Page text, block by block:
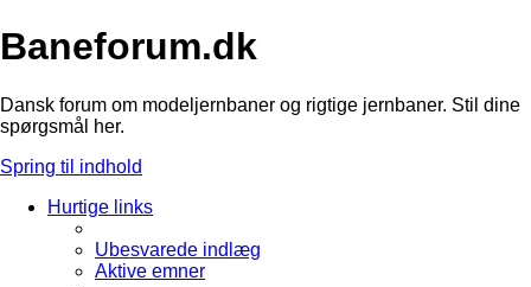
Baneforum.dk
Dansk forum om modeljernbaner og rigtige jernbaner. Stil dine
spørgsmål her.
Spring til indhold
Hurtige links
Ubesvarede indlæg
Aktive emner